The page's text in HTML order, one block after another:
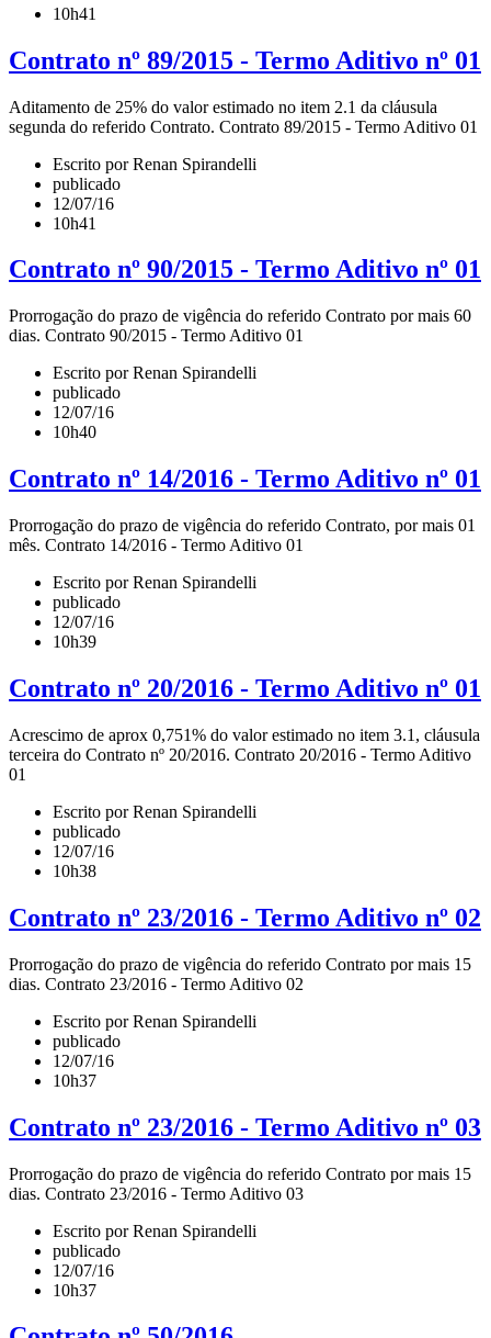
10h41
Contrato nº 89/2015 - Termo Aditivo nº 01
Aditamento de 25% do valor estimado no item 2.1 da cláusula
segunda do referido Contrato. Contrato 89/2015 - Termo Aditivo 01
Escrito por Renan Spirandelli
publicado
12/07/16
10h41
Contrato nº 90/2015 - Termo Aditivo nº 01
Prorrogação do prazo de vigência do referido Contrato por mais 60
dias. Contrato 90/2015 - Termo Aditivo 01
Escrito por Renan Spirandelli
publicado
12/07/16
10h40
Contrato nº 14/2016 - Termo Aditivo nº 01
Prorrogação do prazo de vigência do referido Contrato, por mais 01
mês. Contrato 14/2016 - Termo Aditivo 01
Escrito por Renan Spirandelli
publicado
12/07/16
10h39
Contrato nº 20/2016 - Termo Aditivo nº 01
Acrescimo de aprox 0,751% do valor estimado no item 3.1, cláusula
terceira do Contrato nº 20/2016. Contrato 20/2016 - Termo Aditivo
01
Escrito por Renan Spirandelli
publicado
12/07/16
10h38
Contrato nº 23/2016 - Termo Aditivo nº 02
Prorrogação do prazo de vigência do referido Contrato por mais 15
dias. Contrato 23/2016 - Termo Aditivo 02
Escrito por Renan Spirandelli
publicado
12/07/16
10h37
Contrato nº 23/2016 - Termo Aditivo nº 03
Prorrogação do prazo de vigência do referido Contrato por mais 15
dias. Contrato 23/2016 - Termo Aditivo 03
Escrito por Renan Spirandelli
publicado
12/07/16
10h37